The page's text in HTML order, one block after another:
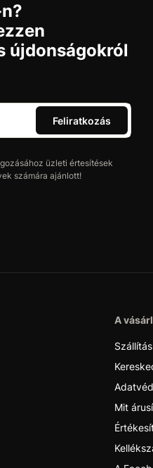
újdonságokról
Feliratkozás
üzleti értesítések
számára ajánlott!
A
Mit